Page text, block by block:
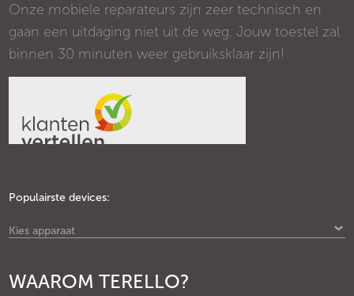
Onze mobiele reparateurs zijn zeer technisch en
gaan een uitdaging niet uit de weg. Jouw toestel zal
binnen 30 minuten weer gebruiksklaar zijn!
Populairste devices:
Kies apparaat
WAAROM TERELLO?